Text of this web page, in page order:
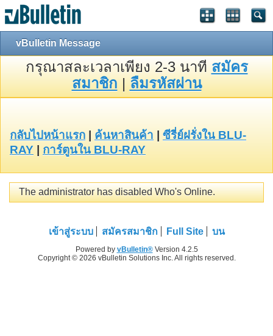
vBulletin Message
กรุณาสละเวลาเพียง 2-3 นาที สมัคร
สมาชิก | ลืมรหัสผ่าน
กลับไปหน้าแรก ค้นหาสินค้า
ซีรี่ย์ฝรั่งใน BLU-
RAY
การ์ตูนใน BLU-RAY
The administrator has disabled Who's Online.
เข้าสู่ระบบ สมัครสมาชิก Full Site บน
Powered by vBulletin®Version 4.2.5
Copyright © 2026 vBulletin Solutions Inc. All rights reserved.